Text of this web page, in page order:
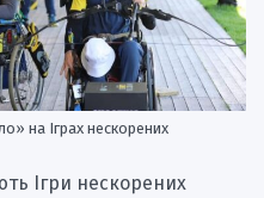
на Іграх нескорених
Ігри нескорених